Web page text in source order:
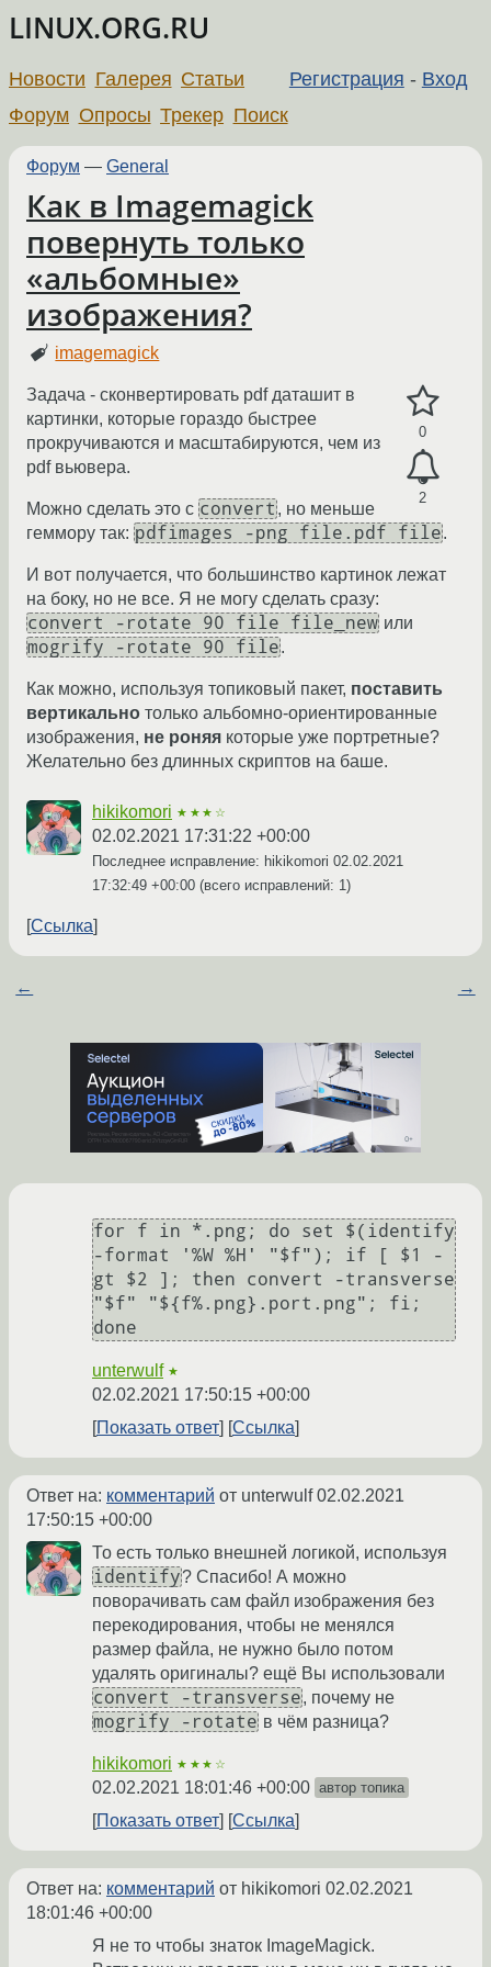
LINUX.ORG.RU
Регистрация - Вход
Новости Галерея Статьи
Форум Опросы Трекер Поиск
Форум — General
Как в Imagemagick
повернуть только
«альбомные»
изображения?
imagemagick
0
2
Задача - сконвертировать pdf даташит в
картинки, которые гораздо быстрее
прокручиваются и масштабируются, чем из
pdf вьювера.
Можно сделать это с convert , но меньше
геммору так: pdfimages -png file.pdf file.
И вот получается, что большинство картинок лежат
на боку, но не все. Я не могу сделать сразу:
convert -rotate 90 file file_new или
mogrify -rotate 90 file.
Как можно, используя топиковый пакет, поставить
вертикально только альбомно-ориентированные
изображения, не роняя которые уже портретные?
Желательно без длинных скриптов на баше.
hikikomori ★★★☆
02.02.2021 17:31:22 +00:00
Последнее исправление: hikikomori 02.02.2021
17:32:49 +00:00 (всего исправлений: 1)
Ссылка
← →
for f in *.png; do set $(identify
-format '%W %H' "$f"); if [ $1 -
gt $2 ]; then convert -transverse
"$f" "${f%.png}.port.png"; fi;
unterwulf ★
02.02.2021 17:50:15 +00:00
Показать ответ
Ссылка
Ответ на: комментарий от unterwulf02.02.2021
17:50:15 +00:00
То есть только внешней логикой, используя
identify? Спасибо! А можно
поворачивать сам файл изображения без
перекодирования, чтобы не менялся
размер файла, не нужно было потом
удалять оригиналы? ещё Вы использовали
convert -transverse, почему не
mogrify -rotate в чём разница?
hikikomori ★★★☆
02.02.2021 18:01:46 +00:00 автор топика
Показать ответ Ссылка
Ответ на: комментарий от hikikomori 02.02.2021
18:01:46 +00:00
Я не то чтобы знаток ImageMagick.